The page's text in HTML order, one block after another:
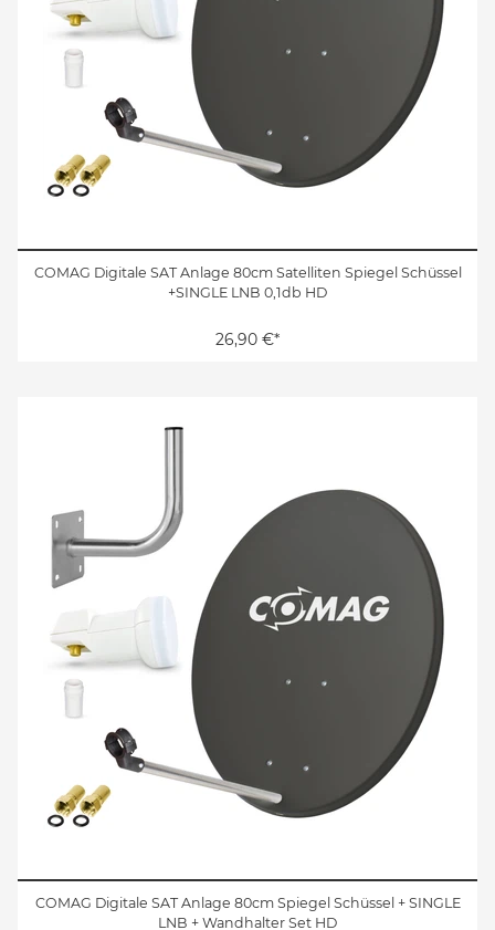
COMAG Digitale SAT Anlage 80cm Satelliten Spiegel Schüssel
+SINGLE LNB 0,1db HD
26,90 €*
COMAG Digitale SAT Anlage 80cm Spiegel Schüssel + SINGLE
LNB + Wandhalter Set HD